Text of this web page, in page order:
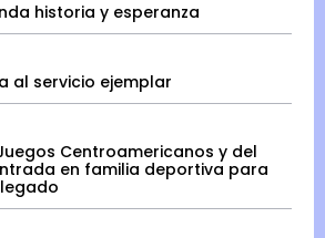
historia y esperanza
al servicio ejemplar
Centroamericanos y del
en familia deportiva para